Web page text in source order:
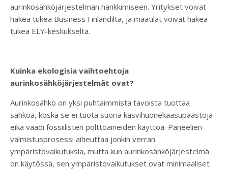
aurinkosähköjärjestelmän hankkimiseen. Yritykset voivat
hakea tukea Business Finlandilta, ja maatilat voivat hakea
tukea ELY-keskukselta.
Kuinka ekologisia vaihtoehtoja
aurinkosähköjärjestelmät ovat?
Aurinkosähkö on yksi puhtaimmista tavoista tuottaa
sähköä, koska se ei tuota suoria kasvihuonekaasupäästöjä
eikä vaadi fossiilisten polttoaineiden käyttöä. Paneelien
valmistusprosessi aiheuttaa jonkin verran
ympäristövaikutuksia, mutta kun aurinkosähköjärjestelmä
on käytössä, sen ympäristövaikutukset ovat minimaaliset